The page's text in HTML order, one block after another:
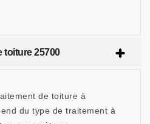
toiture 25700
de toiture à
du type de traitement à